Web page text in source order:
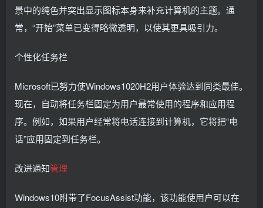
景中的纯色并突出显示图标本身来补充计算机的主题。通
常，“开始”菜单已变得略微透明，以使其更具吸引力。
个性化任务栏
Microsoft已努力使Windows1020H2用户体验达到同类最佳。
现在，自动将任务栏固定为用户最常使用的程序和应用程
序。例如，如果用户经常将电话连接到计算机，它将把“电
话”应用固定到任务栏。
改进通知管理
Windows10附带了FocusAssist功能，该功能使用户可以在